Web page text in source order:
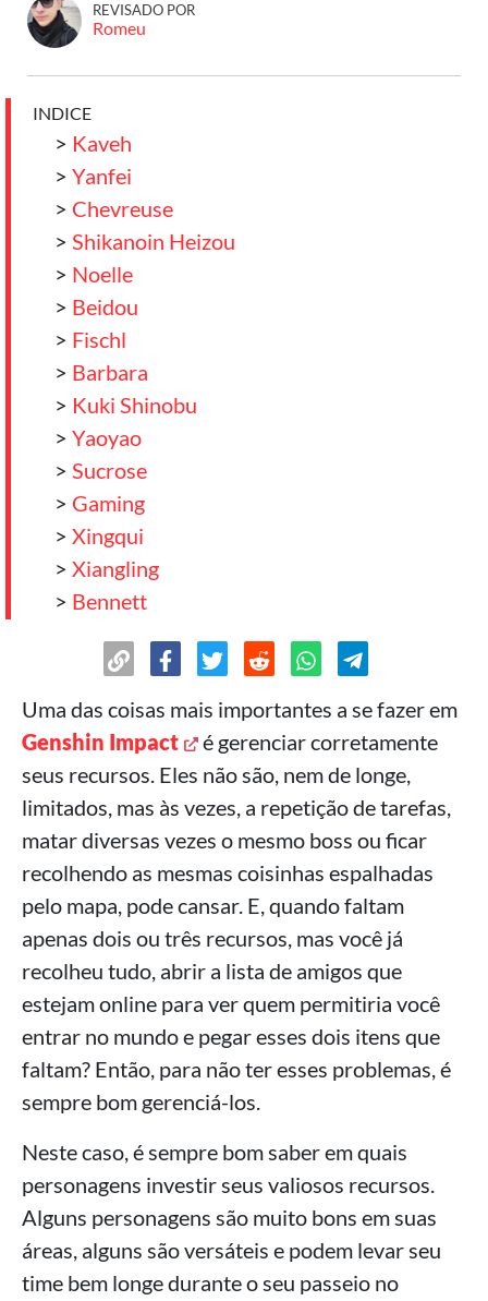
REVISADO POR
Romeu
INDICE
> Kaveh
> Yanfei
> Chevreuse
> Shikanoin Heizou
> Noelle
> Beidou
> Fischl
> Barbara
> Kuki Shinobu
> Yaoyao
> Sucrose
> Gaming
> Xingqui
> Xiangling
> Bennett
Uma das coisas mais importantes a se fazer em
Genshin Impact
é gerenciar corretamente
seus recursos. Eles não são, nem de longe,
limitados, mas às vezes, a repetição de tarefas,
matar diversas vezes o mesmo boss ou ficar
recolhendo as mesmas coisinhas espalhadas
pelo mapa, pode cansar. E, quando faltam
apenas dois ou três recursos, mas você já
recolheu tudo, abrir a lista de amigos que
estejam online para ver quem permitiria você
entrar no mundo e pegar esses dois itens que
faltam? Então, para não ter esses problemas, é
sempre bom gerenciá-los.
Neste caso, é sempre bom saber em quais
personagens investir seus valiosos recursos.
Alguns personagens são muito bons em suas
áreas, alguns são versáteis e podem levar seu
time bem longe durante o seu passeio no